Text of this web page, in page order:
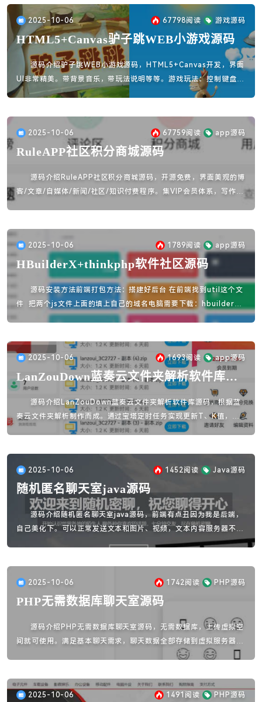
2025-10-06 67798阅读 游戏源码
HTML5+Canvas驴子跳WEB小游戏源码
源码介绍驴子跳WEB小游戏源码，HTML5+Canvas开发，界面
UI非常精美。带背景音乐，带玩法说明等等。游戏玩法：控制键盘左
右，使驴子跳上云朵，跳的更高。
2025-10-06 67759阅读 app源码
RuleAPP社区积分商城源码
源码介绍RuleAPP社区积分商城源码，开源免费，界面美观的博
客/文章/自媒体/新闻/社区/知识付费程序。集VIP会员体系，写作投
2025-10-06 1789阅读 app源码
HBuilderX+thinkphp软件社区源码
源码安装方法前端打包方法：搭建好后台 在前端找到util这个文
件 把两个js文件上面的填上自己的域名电脑需要下载：hbuilderX
下载后登录账号 没有账号就注册账号然后上传文件 在选择你上传的
2025-10-06 1693阅读 app源码
LanZouDown蓝奏云文件夹解析软件库后
端+APP源码
源码介绍LanZouDown蓝奏云文件夹解析软件库源码，根据蓝
奏云文件夹解析制作而成。通过宝塔定时任务实现更新T、K值，然
后设置2分钟访问一次就OK。前端基于UNI-APP，前端包括：会
2025-10-06
1452阅读 Java源码
随机匿名聊天室java源码
源码介绍随机匿名聊天室java源码，前端有点丑因为我是后端，
自己美化下。可以正常发送文本和图片、视频，文本内容服务器不做
保存，只做转发，所以无法查看历史记录.。
2025-10-06 1742阅读 PHP源码
PHP无需数据库聊天室源码
源码介绍PHP无需数据库聊天室源码，无需数据库，上传虚拟空
间就可使用。满足基本聊天需求，聊天数据全部存储到虚拟服务器空
间。功能包括表情发送，图片上传浏览放大关闭，视频上传浏览关
2025-10-06 1491 阅读 PHP源码